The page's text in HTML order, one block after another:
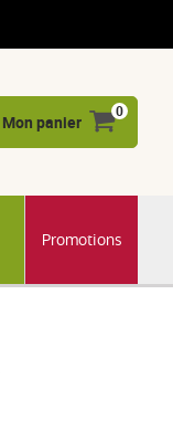
Promotions
Mon panier
0